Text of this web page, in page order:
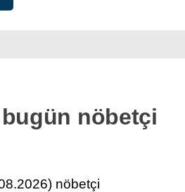
bugün nöbetçi
nöbetçi